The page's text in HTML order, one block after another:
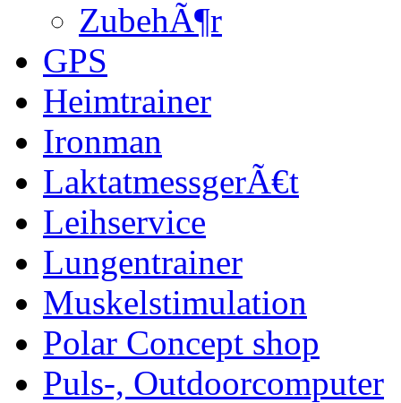
ZubehÃ¶r
GPS
Heimtrainer
Ironman
LaktatmessgerÃ€t
Leihservice
Lungentrainer
Muskelstimulation
Polar Concept shop
Puls-, Outdoorcomputer